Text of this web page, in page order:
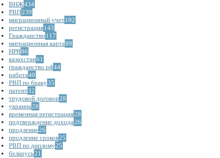
ВНЖ434
РВП239
миграционный учет192
регистрация143
Гражданство 117
миграционная карта89
НРЯ86
казахстан61
гражданство рф44
работа40
РВП по браку35
патент32
трудовой договор28
украина28
временная регистрация28
подтверждение дохода26
продление26
продление сроков25
РВП по диплому25
беларусь21